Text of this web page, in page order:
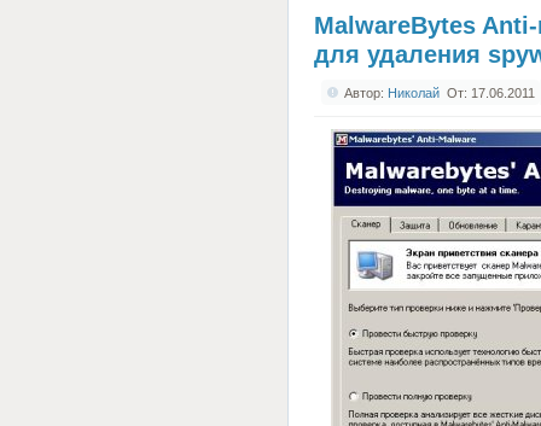
MalwareBytes
для удаления
Автор: Николай От: 17.06.2011